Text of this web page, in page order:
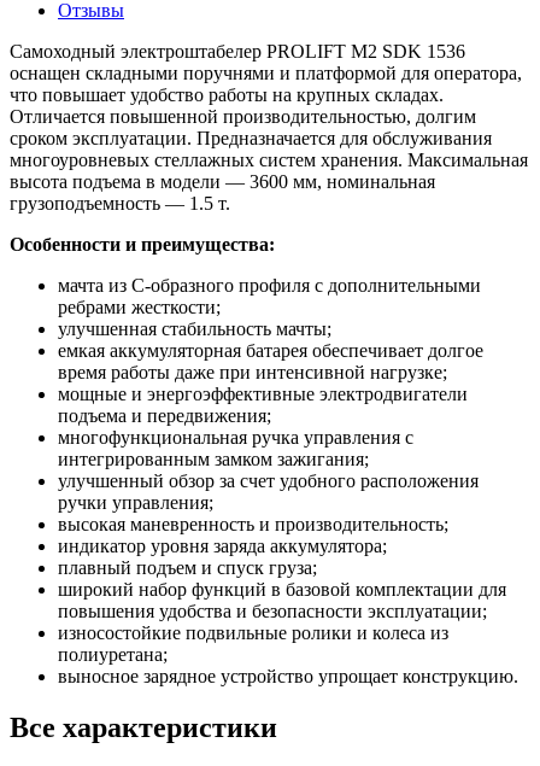
Отзывы
Самоходный электроштабелер PROLIFT M2 SDK 1536
оснащен складными поручнями и платформой для оператора,
что повышает удобство работы на крупных складах.
Отличается повышенной производительностью, долгим
сроком эксплуатации. Предназначается для обслуживания
многоуровневых стеллажных систем хранения. Максимальная
высота подъема в модели — 3600 мм, номинальная
грузоподъемность — 1.5 т.
Особенности и преимущества:
мачта из С-образного профиля с дополнительными
ребрами жесткости;
улучшенная стабильность мачты;
емкая аккумуляторная батарея обеспечивает долгое
время работы даже при интенсивной нагрузке;
мощные и энергоэффективные электродвигатели
подъема и передвижения;
многофункциональная ручка управления с
интегрированным замком зажигания;
улучшенный обзор за счет удобного расположения
ручки управления;
высокая маневренность и производительность;
индикатор уровня заряда аккумулятора;
плавный подъем и спуск груза;
широкий набор функций в базовой комплектации для
повышения удобства и безопасности эксплуатации;
износостойкие подвильные ролики и колеса из
полиуретана;
выносное зарядное устройство упрощает конструкцию.
Все характеристики